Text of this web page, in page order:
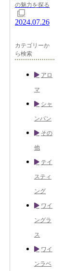
の魅力を探る
2024.07.26
カテゴリーか
ら検索
アロ
マ
シャ
ンパン
その
他
テイ
スティ
ング
ワイ
ングラ
ス
ワイ
ンラベ